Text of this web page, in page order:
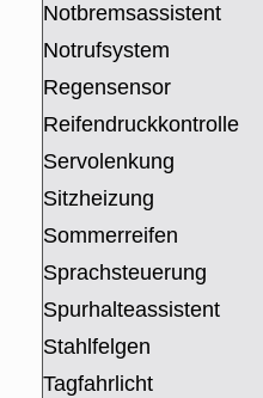
Notbremsassistent
Notrufsystem
Regensensor
Reifendruckkontrolle
Servolenkung
Sitzheizung
Sommerreifen
Sprachsteuerung
Spurhalteassistent
Stahlfelgen
Tagfahrlicht